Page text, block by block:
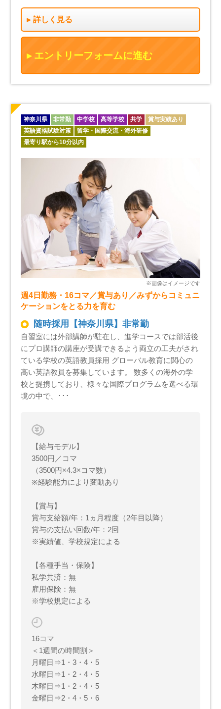
詳しく見る
エントリーフォームに進む
神奈川県 非常勤 中学校 高等学校 共学
賞与実績あり
英語資格試験対策
留学・国際交流・海外研修
最寄り駅から10分以内
週4日勤務・16コマ／賞与あり／みずからコミュニ
ケーションをとる力を育む
随時採用【神奈川県】非常勤
自習室には外部講師が駐在し、進学コースでは部活後
にプロ講師の講座が受講できるよう両立の工夫がされ
ている学校の英語教員採用 グローバル教育に関心の
高い英語教員を募集しています。 数多くの海外の学
校と提携しており、様々な国際プログラムを選べる環
境の中で、･･･
【給与モデル】
3500円／コマ
（3500円×4.3×コマ数）
※経験能力により変動あり
【賞与】
賞与支給額/年：1ヵ月程度（2年目以降）
賞与の支払い回数/年：2回
※実績値、学校規定による
【各種手当・保険】
私学共済：無
雇用保険：無
※学校規定による
16コマ
＜1週間の時間割＞
月曜日⇒1・3・4・5
水曜日⇒1・2・4・5
木曜日⇒1・2・4・5
金曜日⇒2・4・5・6